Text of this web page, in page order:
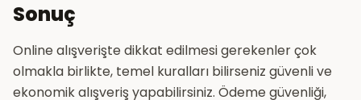
Sonuç
Online alışverişte dikkat edilmesi gerekenler çok
olmakla birlikte, temel kuralları bilirseniz güvenli ve
ekonomik alışveriş yapabilirsiniz. Ödeme güvenliği,